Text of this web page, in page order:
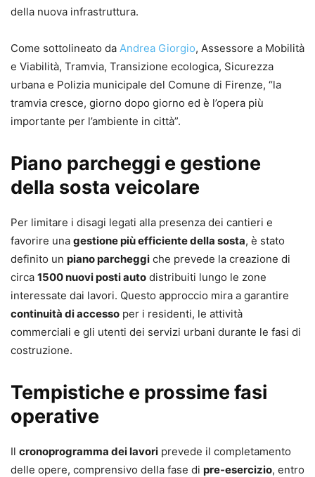
della nuova infrastruttura.
Come sottolineato da Andrea Giorgio, Assessore a Mobilità
e Viabilità, Tramvia, Transizione ecologica, Sicurezza
urbana e Polizia municipale del Comune di Firenze, “la
tramvia cresce, giorno dopo giorno ed è l’opera più
importante per l’ambiente in città”.
Piano parcheggi e gestione
della sosta veicolare
Per limitare i disagi legati alla presenza dei cantieri e
favorire una gestione più efficiente della sosta, è stato
definito un piano parcheggi che prevede la creazione di
circa 1500 nuovi posti auto distribuiti lungo le zone
interessate dai lavori. Questo approccio mira a garantire
continuità di accesso per i residenti, le attività
commerciali e gli utenti dei servizi urbani durante le fasi di
costruzione.
Tempistiche e prossime fasi
operative
Il cronoprogramma dei lavori prevede il completamento
delle opere, comprensivo della fase di pre-esercizio, entro